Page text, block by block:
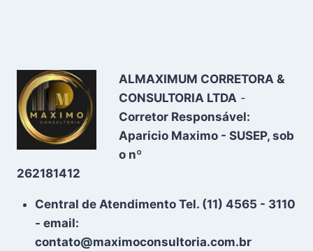
ALMAXIMUM CORRETORA &
CONSULTORIA LTDA -
Corretor Responsável:
Aparicio Maximo - SUSEP, sob
o nº
262181412
Central de Atendimento Tel. (11) 4565 - 3110
- email:
contato@maximoconsultoria.com.br